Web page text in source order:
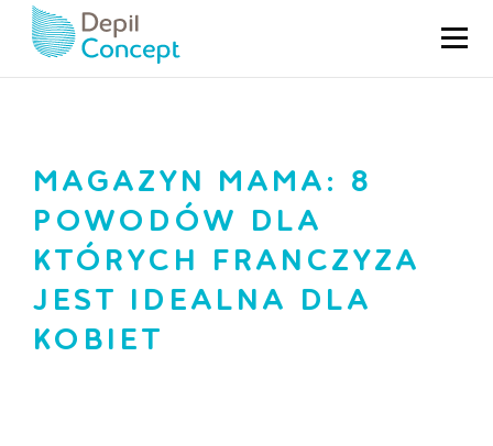
MAGAZYN MAMA: 8
POWODÓW DLA
KTÓRYCH FRANCZYZA
JEST IDEALNA DLA
KOBIET